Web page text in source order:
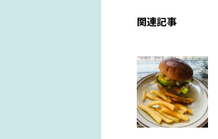
関連記事